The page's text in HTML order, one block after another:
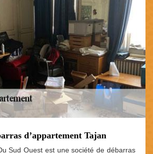
d’appartement Tajan
Sud Ouest est une société de débarras